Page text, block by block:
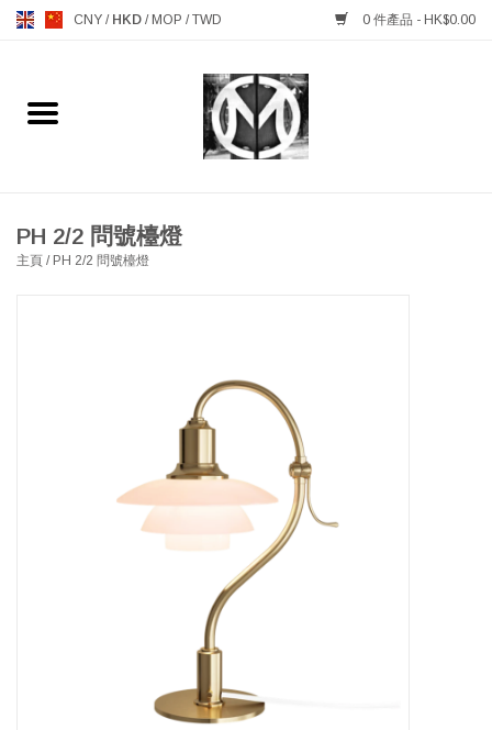
CNY / HKD / MOP /TWD 0 件產品 - HK$0.00
主頁
MANKS ANTIQUES 古董
GIFTS & DECORATIVE 禮品
HEALTHY LIVING 健康家居
PH 2/2 問號檯燈
主頁 / PH 2/2 問號檯燈